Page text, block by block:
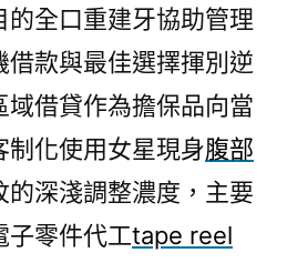
的全口重建牙協助管理
借款與最佳選擇揮別逆
域借貸作為擔保品向當
化使用女星現身腹部
的深淺調整濃度，主要
子零件代工tape reel